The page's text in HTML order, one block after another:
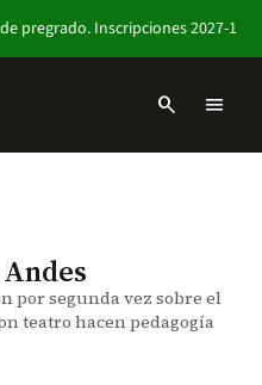
pregrado. Inscripciones 2027-1
search menu
por segunda vez sobre el
teatro hacen pedagogía